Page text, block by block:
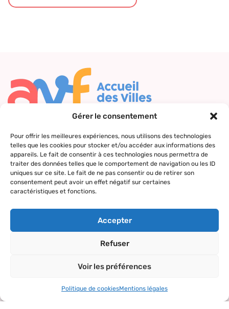
Gérer le consentement
Pour offrir les meilleures expériences, nous utilisons des technologies
telles que les cookies pour stocker et/ou accéder aux informations des
appareils. Le fait de consentir à ces technologies nous permettra de
traiter des données telles que le comportement de navigation ou les ID
uniques sur ce site. Le fait de ne pas consentir ou de retirer son
consentement peut avoir un effet négatif sur certaines
caractéristiques et fonctions.
Accepter
Refuser
Voir les préférences
Politique de cookiesMentions légales
Nous contacter
Qui sommes-
nous ?
Nos valeurs
La charte AVF
Nos actions
Accueil des
nouveaux
arrivants
Rencontres
Activités et
Le réseau
AVF
Répertoire
des AVF
l’actualité du
réseau
Suivez-nous